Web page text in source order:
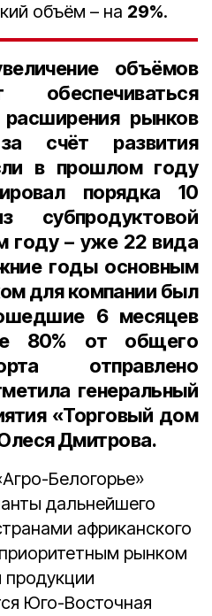
объём – на 29%.
объёмов
рынков
счёт развития
в прошлом году
порядка10
субпродуктовой
году – уже 22 вида
годы основным
для компании был
6 месяцев
80% от общего
отправлено
генеральный
«Торговый дом
Дмитрова.
Белогорье»
дальнейшего
африканского
рынком
продукции
Юго-Восточная